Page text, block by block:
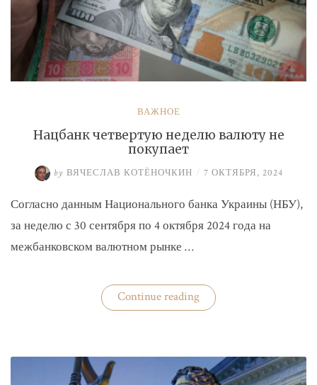
ВАЖНОЕ
Нацбанк четвертую неделю валюту не
покупает
by ВЯЧЕСЛАВ КОТЁНОЧКИН / 7 ОКТЯБРЯ, 2024
Согласно данным Национального банка Украины (НБУ),
за неделю с 30 сентября по 4 октября 2024 года на
межбанковском валютном рынке …
Continue reading«Нацбанк
четвертую
покупает»